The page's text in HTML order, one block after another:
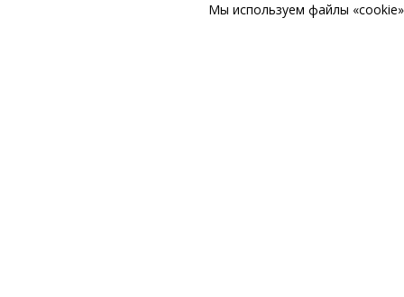
Мы используем файлы «cookie»